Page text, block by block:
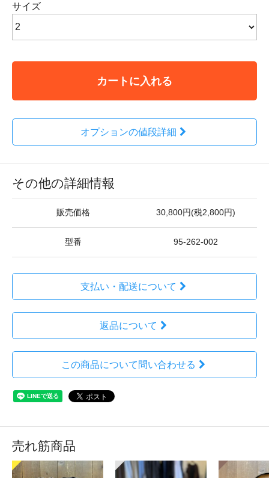
サイズ
カートに入れる
オプションの値段詳細
その他の詳細情報
販売価格 30,800円(税2,800円)
型番 95-262-002
支払い・配送について
返品について
この商品について問い合わせる
売れ筋商品